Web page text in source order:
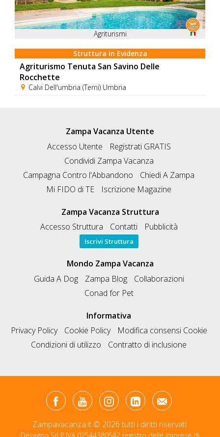
Agriturismi
Struttura in Evidenza
Agriturismo Tenuta San Savino Delle
Rocchette
Calvi Dell'umbria (Terni) Umbria
Zampa Vacanza Utente
Accesso Utente
Registrati GRATIS
Condividi Zampa Vacanza
Campagna Contro l'Abbandono
Chiedi A Zampa
Mi FIDO di TE
Iscrizione Magazine
Zampa Vacanza Struttura
Accesso Struttura
Contatti Pubblicità
Iscrivi Struttura
Mondo Zampa Vacanza
Guida A Dog
Zampa Blog
Collaborazioni
Conad for Pet
Informativa
Privacy Policy
Cookie Policy
Modifica consensi Cookie
Condizioni di utilizzo
Contratto di inclusione
Zampavacanza.it © 2026 tutti i diritti riservati.